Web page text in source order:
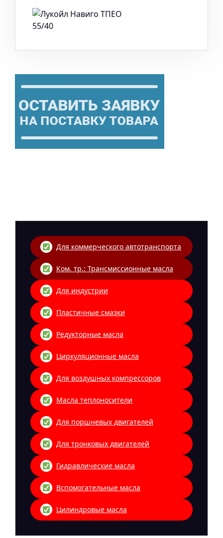
Для коммерческого автотранспорта
Ком. тр.: Трансмиссионные масла
Для индустрии
Пластичные смазки
Редукторные масла
Циркуляционные масла
Для воздушных компрессоров
Масла теплоносители
Для поршневых двигателей
Для тронковых двигателей
Гидравлические масла
Вспомогательные масла
Цилиндровые масла